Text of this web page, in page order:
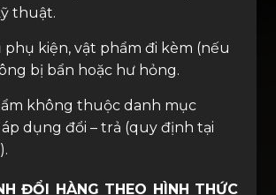
thuật.
phụ kiện, vật phẩm đi kèm (nếu
bị bẩn hoặc hư hỏng.
không thuộc danh mục
dụng đổi – trả (quy định tại
ĐỔI HÀNG THEO HÌNH THỨC